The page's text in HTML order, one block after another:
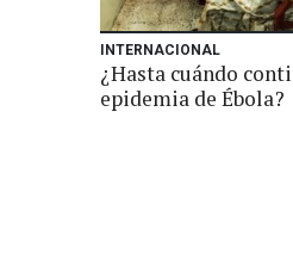
INTERNACIONAL
¿Hasta cuándo
epidemia de Ébola?